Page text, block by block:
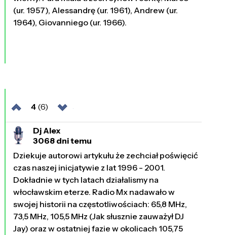
(ur. 1957), Alessandrę (ur. 1961), Andrew (ur.
1964), Giovanniego (ur. 1966).
4(6)
Dj Alex
3068 dni temu
Dziekuje autorowi artykułu że zechciał poświęcić
czas naszej inicjatywie z lat 1996 - 2001.
Dokładnie w tych latach działalismy na
włocławskim eterze. Radio Mx nadawało w
swojej historii na częstotliwościach: 65,8 MHz,
73,5 MHz, 105,5 MHz (Jak słusznie zauważył DJ
Jay) oraz w ostatniej fazie w okolicach 105,75